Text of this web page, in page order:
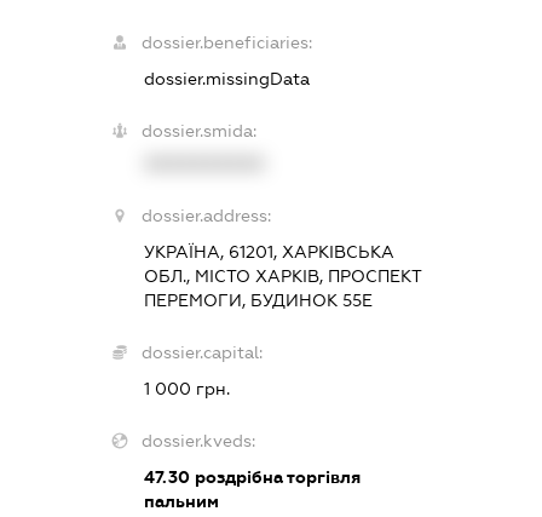
dossier.beneficiaries:
dossier.missingData
dossier.smida:
dossier.address:
УКРАЇНА, 61201, ХАРКІВСЬКА
ОБЛ., МІСТО ХАРКІВ, ПРОСПЕКТ
ПЕРЕМОГИ, БУДИНОК 55Е
dossier.capital:
1 000 грн.
dossier.kveds:
47.30 роздрібна торгівля
пальним